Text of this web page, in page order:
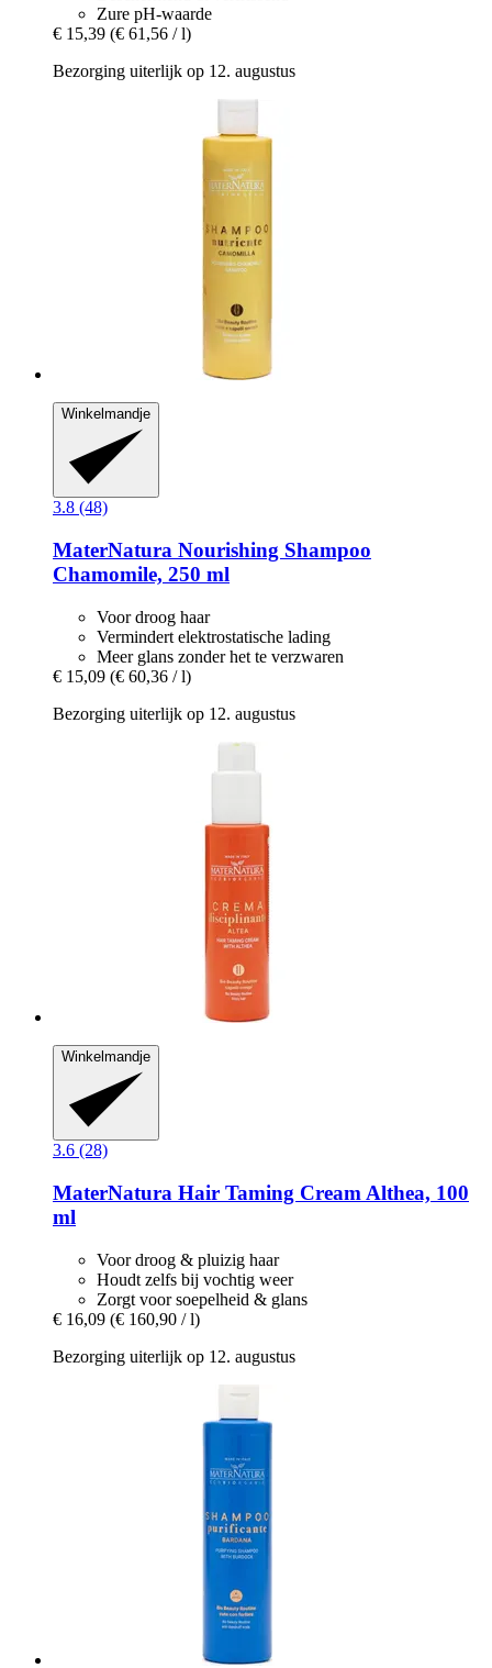
Zure pH-waarde
€ 15,39 (€ 61,56 / l)
Bezorging uiterlijk op 12. augustus
Winkelmandje
3.8 (48)
MaterNatura Nourishing Shampoo
Chamomile, 250 ml
Voor droog haar
Vermindert elektrostatische lading
Meer glans zonder het te verzwaren
€ 15,09 (€ 60,36 / l)
Bezorging uiterlijk op 12. augustus
Winkelmandje
3.6 (28)
MaterNatura Hair Taming Cream Althea, 100
ml
Voor droog & pluizig haar
Houdt zelfs bij vochtig weer
Zorgt voor soepelheid & glans
€ 16,09 (€ 160,90 / l)
Bezorging uiterlijk op 12. augustus